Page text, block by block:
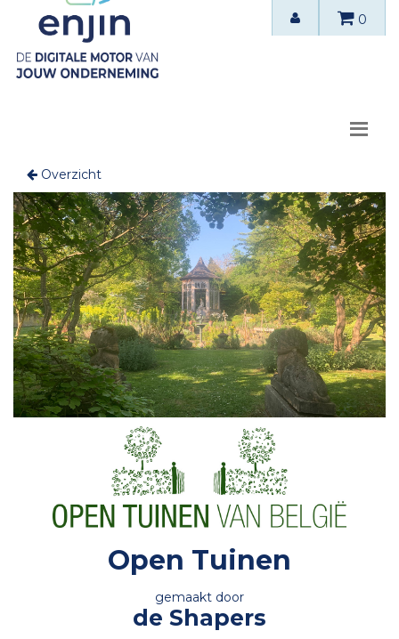
0
Overzicht
Open Tuinen
gemaakt door
de Shapers